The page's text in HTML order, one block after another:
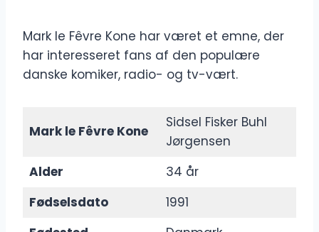
Mark le Fêvre Kone har været et emne, der
har interesseret fans af den populære
danske komiker, radio- og tv-vært.
Mark le Fêvre Kone
Sidsel Fisker Buhl
Jørgensen
Alder
34 år
Fødselsdato
1991